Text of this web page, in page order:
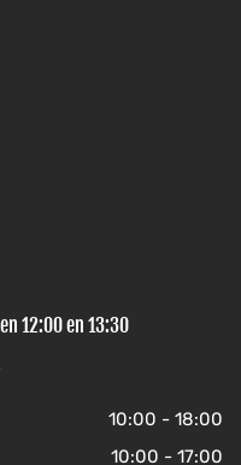
12:00 en 13:30
10:00 - 18:00
10:00 - 17:00